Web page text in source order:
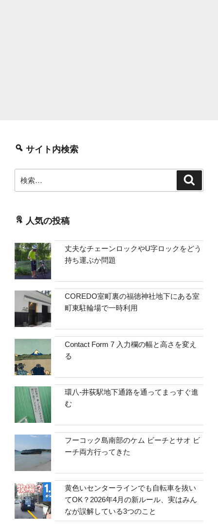
サイト内検索
索:
人気の投稿
丈夫なチェーンロックやU字ロックをどう
持ち運ぶか問題
COREDO室町裏の福徳神社地下にある室
町東駐輪場で一時利用
Contact Form 7 入力欄の幅と高さを変え
る
環八-井荻駅地下通路を通ってまっすぐ進
む
フーコック島南部のケム ビーチとサオ ビ
ーチ両方行ってきた
黄色いセンターラインでも自転車を抜い
てOK？2026年4月の新ルール、実はみん
なが誤解している3つのこと